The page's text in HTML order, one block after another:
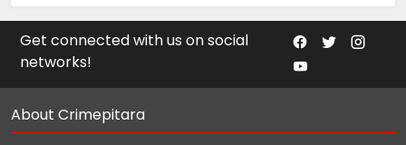
Get connected with us on social
networks!
About Crimepitara